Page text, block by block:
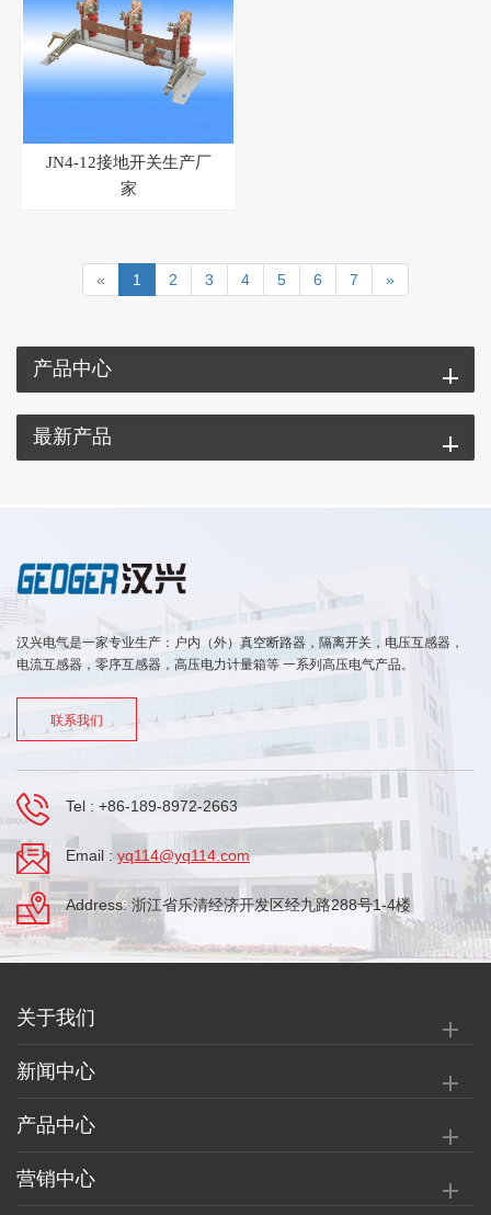
JN4-12接地开关生产厂
家
« 1 2 3 4 5 6 7 »
产品中心
最新产品
汉兴电气是一家专业生产：户内（外）真空断路器，隔离开关，电压互感器，
电流互感器，零序互感器，高压电力计量箱等 一系列高压电气产品。
联系我们
Tel : +86-189-8972-2663
Email : yq114@yq114.com
Address: 浙江省乐清经济开发区经九路288号1-4楼
关于我们
新闻中心
产品中心
营销中心